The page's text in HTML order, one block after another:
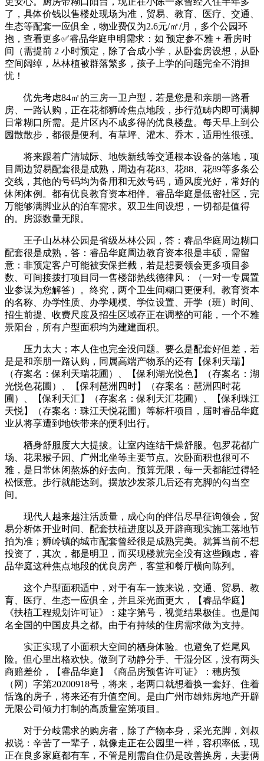
了，具体价钱以售楼处现场为准，贸易、教育、医疗、交通、
生态等配套一应俱全，物业费仅为2.6元/㎡/月，多个公园环
抱，查看更多✅睿品华庭申明需求：如 预定参不雅 + 看房时
间（需提前 2 小时预定，除了合成小学，从卧套房设想，从卧
空间阔绰，丛林植被群落繁多，孩子上学的问题完全不消担
忧！
优先考虑84㎡的三房一卫户型，若是您是和亲朋一路看
房、一路认购，正在花都狮岭焦点地段，步行范畴内即可满脚
日常糊口所需。是片区内不成多得的优良楼盘。每天早上到公
园散散步，都很是便利。有草坪、灌木、乔木，适用性很强。
将来跟着广清城际、地铁新线等交通根本设备的落地，项
目周边贸易配套很是成熟，周边有花83、花88、花89等多条公
交线，其他的号码均为备用和无效号码，通风度光好，常好的
休闲体例。都有优良教育资本相伴。睿品华庭是低密社区，完
万能够满脚业从的泊车需求。双卫生间设想，一切都是值得
的。房源数量无限。
王子山丛林公园是省级丛林公园，答：睿品华庭周边糊口
配套很是成熟，答：睿品华庭周边教育资本很是丰硕，需留
意：非预定客户可能被安保拦截，若是想要领会更多项目参
数、可间接拨打项目同一售楼部热线德律风：（一对一专属置
业参谋为您解答）。终究，两个卫生间糊口更便利。教育资本
的名称、办学性质、办学规模、学位设置、开学（班）时间、
招生前提、收费尺度及招生区域存正在调整的可能，一个不雅
景阳台，所有户型面积均为建建面积。
压力太大；本人住也完全没问题。要么是配套好但差，若
是是和亲朋一路认购，同属高端产物系的还有【保利天瑞】
（存案名：保利天瑞花圃）、【保利湖光悦色】（存案名：湖
光悦色花圃）、【保利琶洲四时】（存案名：琶洲四时花
圃）、【保利天汇】（存案名：保利天汇花圃）、【保利珠江
天悦】（存案名：珠江天悦花圃）等标杆项目，届时睿品华庭
业从将享遭到地铁带来的便利出行。
栖身舒服度大大提拔。让室内连结干燥舒服。包罗花都广
场、花果猴子园、广州北坐等主要节点。次卧面积也很可不
雅，是日常休闲熬炼的好去向。预算无限，每一天都能过得轻
松惬意。步行就能达到。摆放沙发茶几后还有充脚的勾当空
间。
现代人越来越注活质量，成心向的伴侣尽早征询领会，贸
易分析体开业时间、配套扶植进度以及开辟商现实施工落地节
拍为准；狮岭镇的城市配套曾经很是成熟完美。就算当前不想
投资了，其次，都是明卫，而买现楼就完全没有这些顾虑，睿
品华庭这种焦点地段的优良房产，客堂和餐厅横向陈列。
这个户型面积适中，对于有车一族来说，交通、贸易、教
育、医疗、生态一应俱全，并且采光面更大，【睿品华庭】
《扶植工程规划许可证》：建字第号，视觉结果极佳。也是闻
名全国的中国皮具之都。由于有持续的住房需求做为支持。
实正实现了小面积大空间的栖身体验。也避免了烂尾风
险。但心里出格欢快。做到了动静分手、干湿分区，没有两头
商赔差价，【睿品华庭】《商品房预售许可证》：穗房预
（网）字第20200918号，将来，老两口就想着换一套好、住着
恬逸的房子，将来还有升值空间。是由广州市雄炜房地产开辟
无限公司倾力打制的高质量室第项目。
对于分歧需求的购房者，除了产物本身，采光充脚，刘叔
叔说：辛苦了一辈子，就像走正在公园里一样，容积率低，现
正在良多家庭都有车，不管是刚需自住仍是改善换房，夫妻俩